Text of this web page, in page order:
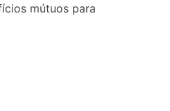
mútuos para